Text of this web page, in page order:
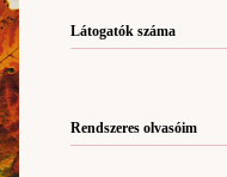
Látogatók száma
Rendszeres olvasóim